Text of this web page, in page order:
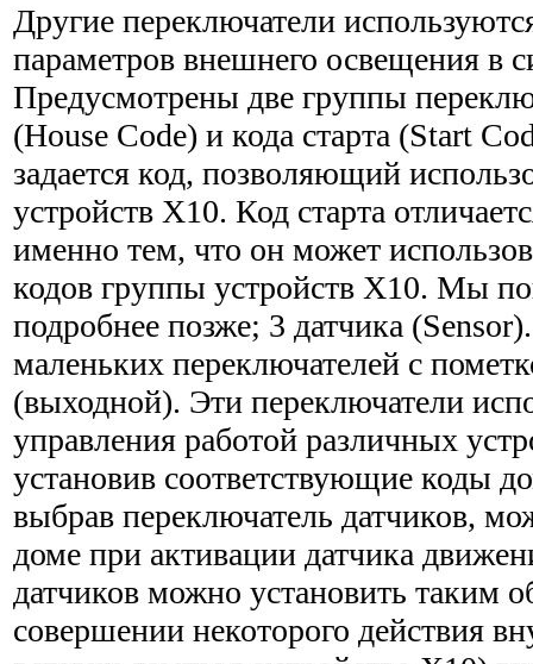
Другие переключатели
параметров внешнего осве­щения в
Предусмотрены две группы
(House Code) и кода старта (Start
задается код, позволяющий
устройств Х10. Код старта
именно тем, что он может
кодов группы устройств Х10. Мы
подробнее позже; 3 датчика
маленьких переключателей с
(выходной). Эти переключатели
управления работой различных
установив соответствующие коды
выбрав переключатель датчиков,
доме при активации датчика
датчиков можно уста­новить таким
совершении некоторого действия